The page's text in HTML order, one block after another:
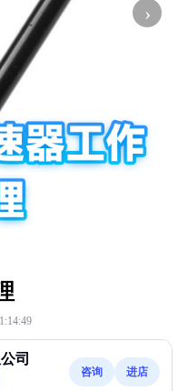
›
司
咨询 进店